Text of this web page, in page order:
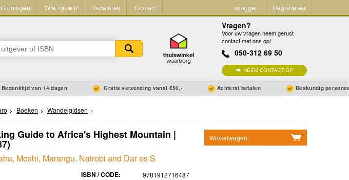
Wie zijn wij? Vacatures Contact Inloggen Registreren
Vragen?
Voor uw vragen neem gerust
contact met ons op!
050-312 69 50
NEEM CONTACT OP
Bedenktijd van 14 dagen Gratis verzending vanaf €50,- Achteraf betalen Deskundig
Boeken Wandelgidsen
Winkelwagen
Guide to Africa's Highest Mountain |
Moshi, Marangu, Nairobi and Dar es S
ISBN / CODE: 9781912716487